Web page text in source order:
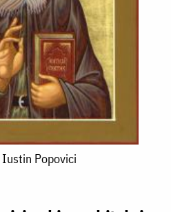
Popovici